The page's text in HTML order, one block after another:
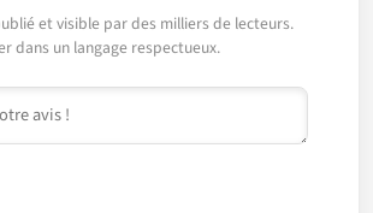
et visible par des milliers de lecteurs.
dans un langage respectueux.